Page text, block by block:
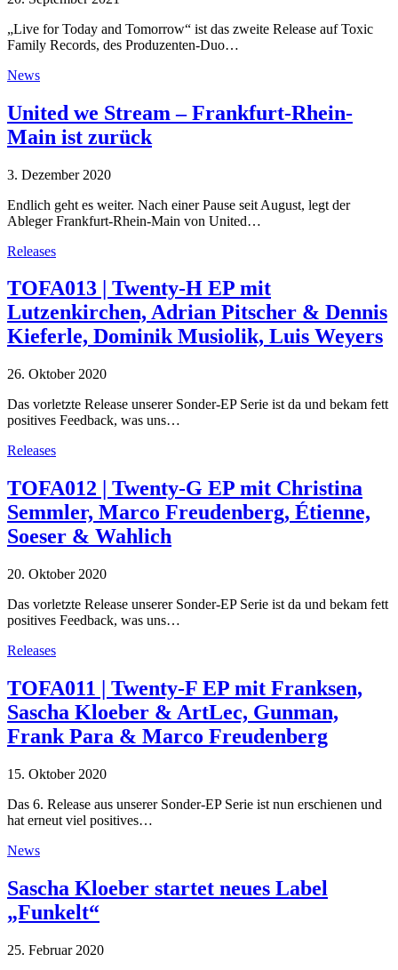
„Live for Today and Tomorrow“ ist das zweite Release auf Toxic
Family Records, des Produzenten-Duo…
News
United we Stream – Frankfurt-Rhein-
Main ist zurück
3. Dezember 2020
Endlich geht es weiter. Nach einer Pause seit August, legt der
Ableger Frankfurt-Rhein-Main von United…
Releases
TOFA013 | Twenty-H EP mit
Lutzenkirchen, Adrian Pitscher & Dennis
Kieferle, Dominik Musiolik, Luis Weyers
26. Oktober 2020
Das vorletzte Release unserer Sonder-EP Serie ist da und bekam fett
positives Feedback, was uns…
Releases
TOFA012 | Twenty-G EP mit Christina
Semmler, Marco Freudenberg, Étienne,
Soeser & Wahlich
20. Oktober 2020
Das vorletzte Release unserer Sonder-EP Serie ist da und bekam fett
positives Feedback, was uns…
Releases
TOFA011 | Twenty-F EP mit Franksen,
Sascha Kloeber & ArtLec, Gunman,
Frank Para & Marco Freudenberg
15. Oktober 2020
Das 6. Release aus unserer Sonder-EP Serie ist nun erschienen und
hat erneut viel positives…
News
Sascha Kloeber startet neues Label
„Funkelt“
25. Februar 2020